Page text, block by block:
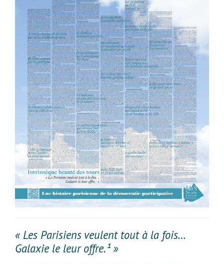
« Les Parisiens veulent tout à la fois…
Galaxie le leur offre.¹ »